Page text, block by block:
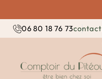
06 80 18 76 73